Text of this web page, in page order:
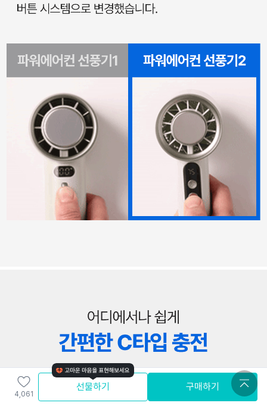
4,061
선물하기 구매하기